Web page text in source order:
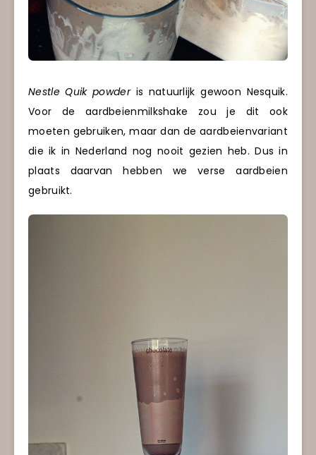
Nestle Quik powderis natuurlijk gewoon Nesquik.
Voor de aardbeienmilkshake zou je dit ook
moeten gebruiken, maar dan de aardbeienvariant
die ik in Nederland nog nooit gezien heb. Dus in
plaats daarvan hebben we verse aardbeien
gebruikt.